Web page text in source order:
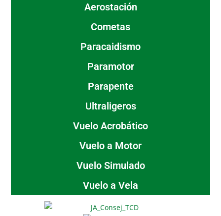
Aerostación
Cometas
Paracaidismo
Paramotor
Parapente
Ultraligeros
Vuelo Acrobático
Vuelo a Motor
Vuelo Simulado
Vuelo a Vela